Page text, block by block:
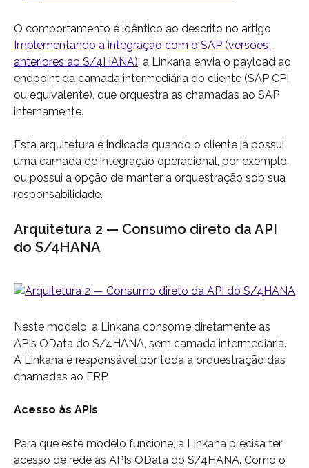
O comportamento é idêntico ao descrito no artigo
Implementando a integração com o SAP (versões
anteriores ao S/4HANA): a Linkana envia o payload ao
endpoint da camada intermediária do cliente (SAP CPI
ou equivalente), que orquestra as chamadas ao SAP
internamente.
Esta arquitetura é indicada quando o cliente já possui
uma camada de integração operacional, por exemplo,
ou possui a opção de manter a orquestração sob sua
responsabilidade.
Arquitetura 2 — Consumo direto da API
do S/4HANA
Neste modelo, a Linkana consome diretamente as
APIs OData do S/4HANA, sem camada intermediária.
A Linkana é responsável por toda a orquestração das
chamadas ao ERP.
Acesso às APIs
Para que este modelo funcione, a Linkana precisa ter
acesso de rede às APIs OData do S/4HANA. Como o